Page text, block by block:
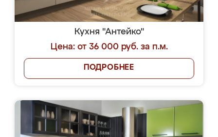
Кухня "Антейко"
Цена: от 36 000 руб. за п.м.
ПОДРОБНЕЕ